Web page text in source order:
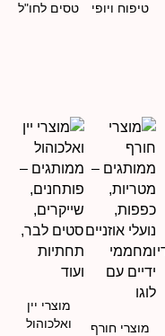
טיפוח ויופי טסים לחו"ל
מוצרי חורף
מוצרי יין
ואלכוהול